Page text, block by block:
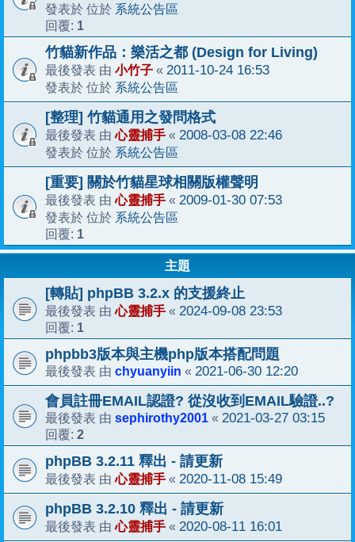
發表於 位於 系統公告區
回覆: 1
竹貓新作品：樂活之都 (Design for Living)
最後發表 由 小竹子 « 2011-10-24 16:53
發表於 位於 系統公告區
[整理] 竹貓通用之發問格式
最後發表 由心靈捕手 « 2008-03-08 22:46
發表於 位於 系統公告區
[重要] 關於竹貓星球相關版權聲明
最後發表 由心靈捕手 « 2009-01-30 07:53
發表於 位於 系統公告區
回覆: 1
主題
[轉貼] phpBB 3.2.x 的支援終止
最後發表 由心靈捕手 « 2024-09-08 23:53
回覆: 1
phpbb3版本與主機php版本搭配問題
最後發表 由 chyuanyiin « 2021-06-30 12:20
會員註冊EMAIL認證? 從沒收到EMAIL驗證..?
最後發表 由 sephirothy2001 « 2021-03-27 03:15
回覆: 2
phpBB 3.2.11 釋出 - 請更新
最後發表 由心靈捕手 « 2020-11-08 15:49
phpBB 3.2.10 釋出 - 請更新
最後發表 由心靈捕手 « 2020-08-11 16:01